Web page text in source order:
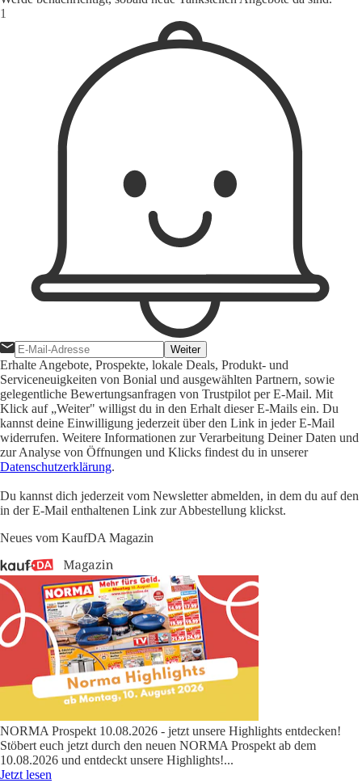
Weiter
Erhalte Angebote, Prospekte, lokale Deals, Produkt- und
Serviceneuigkeiten von Bonial und ausgewählten Partnern, sowie
gelegentliche Bewertungsanfragen von Trustpilot per E-Mail. Mit
Klick auf „Weiter" willigst du in den Erhalt dieser E-Mails ein. Du
kannst deine Einwilligung jederzeit über den Link in jeder E-Mail
widerrufen. Weitere Informationen zur Verarbeitung Deiner Daten und
zur Analyse von Öffnungen und Klicks findest du in unserer
Datenschutzerklärung.
Du kannst dich jederzeit vom Newsletter abmelden, in dem du auf den
in der E-Mail enthaltenen Link zur Abbestellung klickst.
Neues vom KaufDA Magazin
NORMA Prospekt 10.08.2026 - jetzt unsere Highlights entdecken!
Stöbert euch jetzt durch den neuen NORMA Prospekt ab dem
10.08.2026 und entdeckt unsere Highlights!...
Jetzt lesen